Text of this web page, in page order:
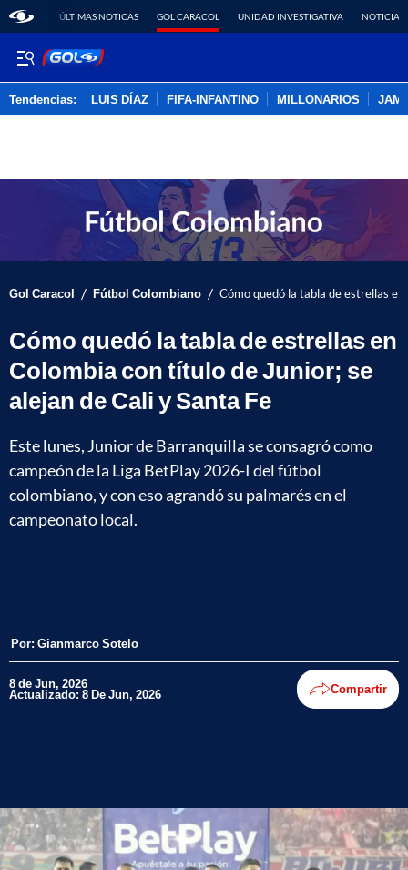
ÚLTIMAS NOTICAS GOL CARACOL UNIDAD INVESTIGATIVA NOTICIAS
Tendencias: LUIS DÍAZ FIFA-INFANTINO MILLONARIOS
Gol Caracol / Fútbol Colombiano / Cómo quedó la tabla de estrellas
Cómo quedó la tabla de estrellas en
Colombia con título de Junior; se
alejan de Cali y Santa Fe
Este lunes, Junior de Barranquilla se consagró como
campeón de la Liga BetPlay 2026-I del fútbol
colombiano, y con eso agrandó su palmarés en el
campeonato local.
Por: Gianmarco Sotelo
8 de Jun, 2026
Actualizado: 8 De Jun, 2026 Compartir